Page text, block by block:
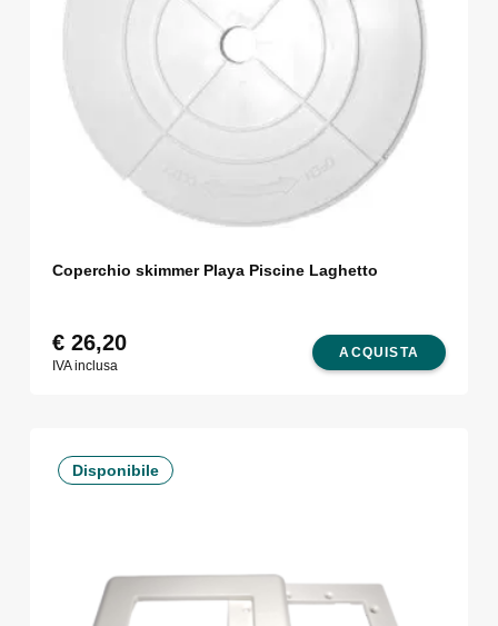
Coperchio skimmer Playa Piscine Laghetto
ACQUISTA
€26,20
IVA inclusa
Disponibile